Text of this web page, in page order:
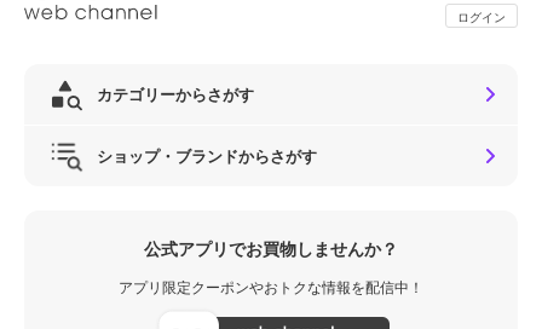
ログイン
カテゴリーからさがす
ショップ・ブランドからさがす
公式アプリでお買物しませんか？
アプリ限定クーポンやおトクな情報を配信中！